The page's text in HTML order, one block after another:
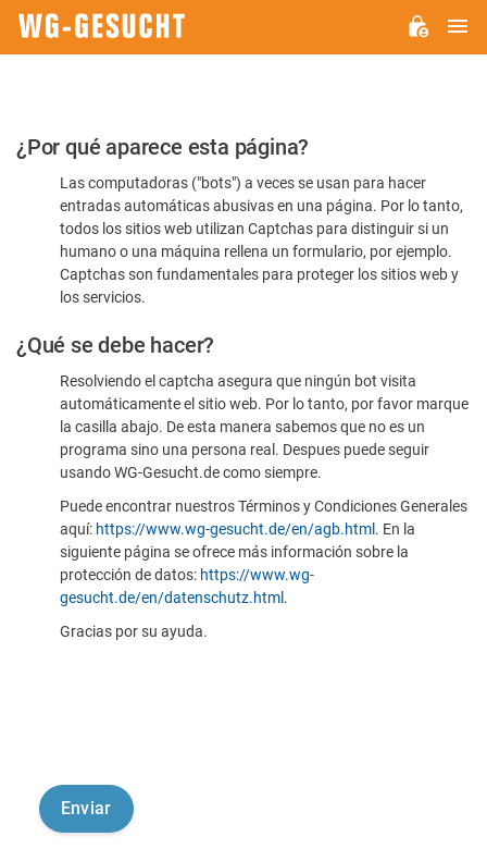
Por
favor,
confirme
humano
¿Por qué aparece esta página?
Las computadoras ("bots") a veces se usan para hacer
entradas automáticas abusivas en una página. Por lo tanto,
todos los sitios web utilizan Captchas para distinguir si un
humano o una máquina rellena un formulario, por ejemplo.
Captchas son fundamentales para proteger los sitios web y
los servicios.
¿Qué se debe hacer?
Resolviendo el captcha asegura que ningún bot visita
automáticamente el sitio web. Por lo tanto, por favor marque
la casilla abajo. De esta manera sabemos que no es un
programa sino una persona real. Despues puede seguir
usando WG-Gesucht.de como siempre.
Puede encontrar nuestros Términos y Condiciones Generales
aquí: https://www.wg-gesucht.de/en/agb.html . En la
siguiente página se ofrece más información sobre la
protección de datos: https://www.wg-
gesucht.de/en/datenschutz.html .
Gracias por su ayuda.